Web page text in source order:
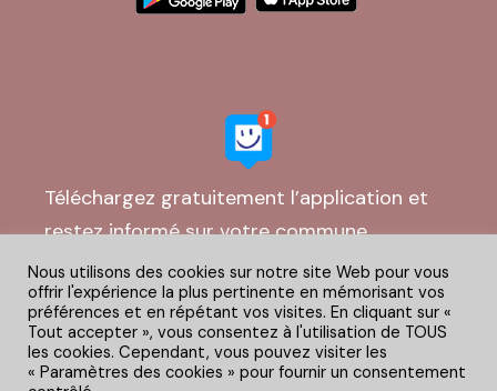
Téléchargez gratuitement l’application et
restez informé sur votre commune
Nous utilisons des cookies sur notre site Web pour vous
offrir l'expérience la plus pertinente en mémorisant vos
préférences et en répétant vos visites. En cliquant sur «
Tout accepter », vous consentez à l'utilisation de TOUS
les cookies. Cependant, vous pouvez visiter les
« Paramètres des cookies » pour fournir un consentement